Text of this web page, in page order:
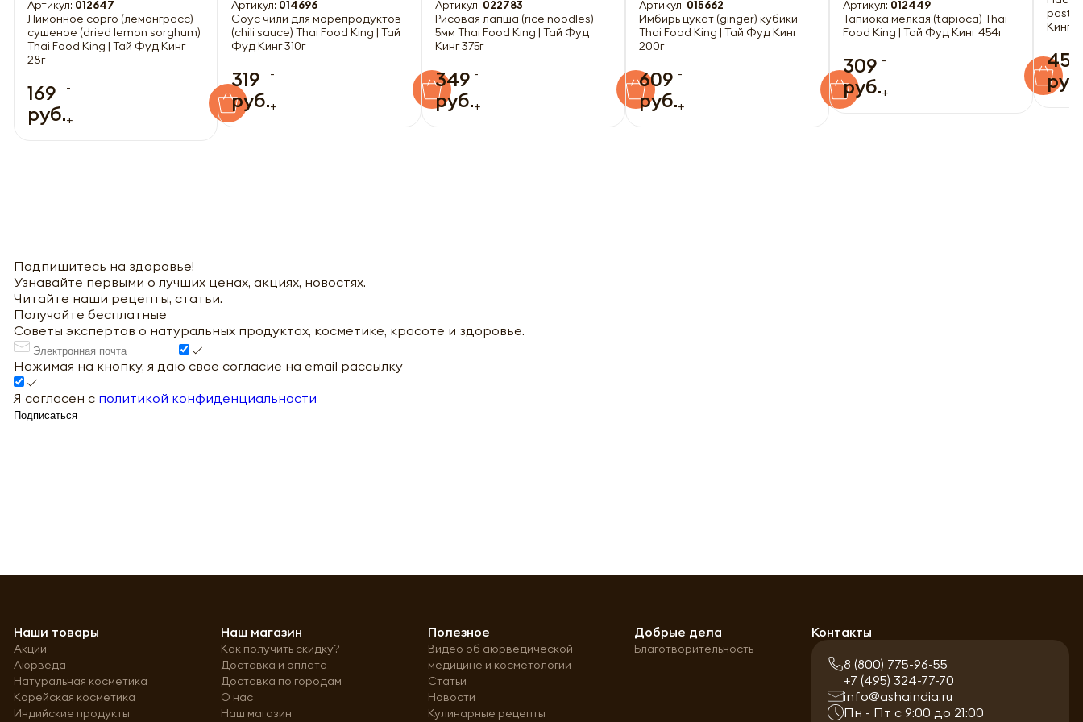
Артикул: 012647
Лимонное сорго (лемонграсс)
сушеное (dried lemon sorghum)
Thai Food King | Тай Фуд Кинг
28г
169
руб.
-
+
Артикул: 014696
Соус чили для морепродуктов
(chili sauce) Thai Food King | Тай
Фуд Кинг 310г
319
руб.
-
+
Артикул: 022783
Рисовая лапша (rice noodles)
5мм Thai Food King | Тай Фуд
Кинг 375г
349
руб.
-
+
Артикул: 015662
Имбирь цукат (ginger) кубики
Thai Food King | Тай Фуд Кинг
200г
609
руб.
-
+
Артикул: 012449
Тапиока мелкая (tapioca) Thai
Food King | Тай Фуд Кинг 454г
309
руб.
-
+
paste)
Кинг
459
Подпишитесь на здоровье!
Узнавайте первыми о лучших ценах, акциях, новостях.
Читайте наши рецепты, статьи.
Получайте бесплатные
Советы экспертов о натуральных продуктах, косметике, красоте и здоровье.
Нажимая на кнопку, я даю свое согласие на email рассылку
Я согласен с политикой конфиденциальности
Подписаться
Наши товары
Акции
Аюрведа
Натуральная косметика
Корейская косметика
Индийские продукты
Наш магазин
Как получить скидку?
Доставка и оплата
Доставка по городам
О нас
Наш магазин
Полезное
Видео об аюрведической
медицине и косметологии
Статьи
Новости
Кулинарные рецепты
Добрые дела
Благотворительность
Контакты
8 (800) 775-96-55
+7 (495) 324-77-70
info@ashaindia.ru
Пн - Пт с 9:00 до 21:00